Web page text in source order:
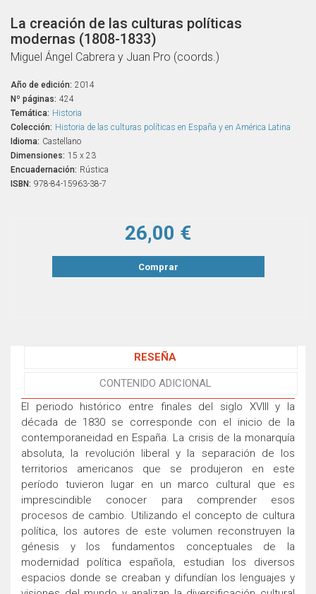
La creación de las culturas políticas
modernas (1808-1833)
Miguel Ángel Cabrera y Juan Pro (coords.)
Año de edición: 2014
Nº páginas: 424
Temática: Historia
Colección: Historia de las culturas políticas en España y en América Latina
Idioma: Castellano
Dimensiones: 15 x 23
Encuadernación: Rústica
ISBN: 978-84-15963-38-7
26,00 €
Comprar
RESEÑA
CONTENIDO ADICIONAL
El periodo histórico entre finales del siglo XVIII y la
década de 1830 se corresponde con el inicio de la
contemporaneidad en España. La crisis de la monarquía
absoluta, la revolución liberal y la separación de los
territorios americanos que se produjeron en este
período tuvieron lugar en un marco cultural que es
imprescindible conocer para comprender esos
procesos de cambio. Utilizando el concepto de cultura
política, los autores de este volumen reconstruyen la
génesis y los fundamentos conceptuales de la
modernidad política española, estudian los diversos
espacios donde se creaban y difundían los lenguajes y